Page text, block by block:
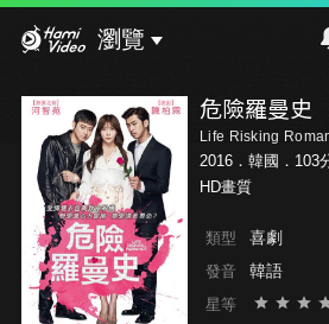
瀏覽
危險羅曼史
Life Risking
2016．韓國．103
HD畫質
類型 喜劇
發音 韓語
星等